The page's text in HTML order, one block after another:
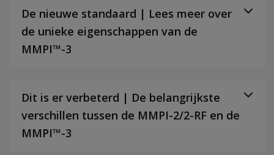
De nieuwe standaard | Lees meer over
de unieke eigenschappen van de
MMPI™-3
Dit is er verbeterd | De belangrijkste
verschillen tussen de MMPI-2/2-RF en de
MMPI™-3